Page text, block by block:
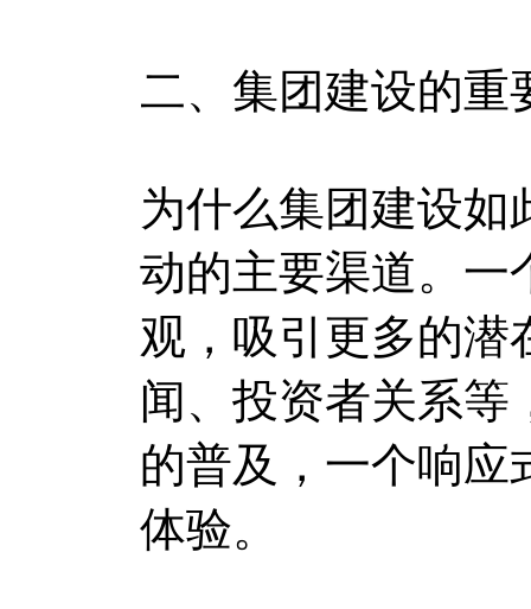
二、集团建设的重
为什么集团建设如
动的主要渠道。一
观，吸引更多的潜
闻、投资者关系等
的普及，一个响应
体验。